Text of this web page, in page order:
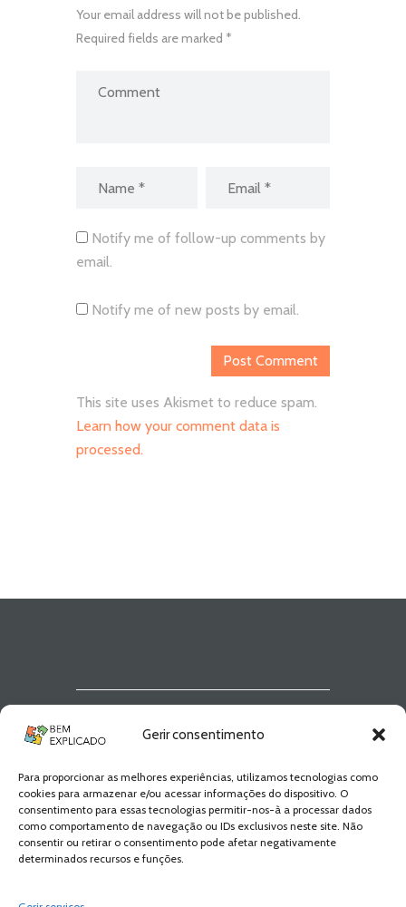
Gerir consentimento
Para proporcionar as melhores experiências, utilizamos tecnologias como
cookies para armazenar e/ou acessar informações do dispositivo. O
consentimento para essas tecnologias permitir-nos-à a processar dados
como comportamento de navegação ou IDs exclusivos neste site. Não
consentir ou retirar o consentimento pode afetar negativamente
determinados recursos e funções.
Your email address will not be published.
Required fields are marked *
Notify me of follow-up comments by
email.
Notify me of new posts by email.
This site uses Akismet to reduce spam.
Learn how your comment data is
processed.
Explicado
Fica a par de todas as novidades! Zero
Spam, apenas novidades e novos
conteúdos!